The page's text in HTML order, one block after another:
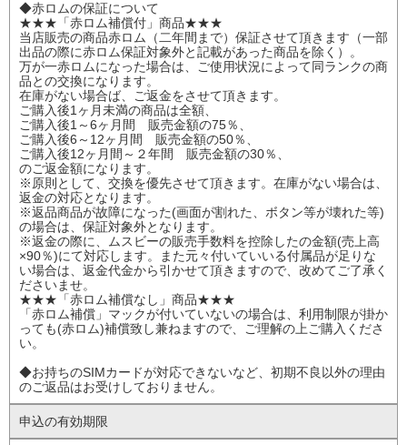
◆赤ロムの保証について
★★★「赤ロム補償付」商品★★★
当店販売の商品赤ロム（二年間まで）保証させて頂きます（一部
出品の際に赤ロム保証対象外と記載があった商品を除く）。
万が一赤ロムになった場合は、ご使用状況によって同ランクの商
品との交換になります。
在庫がない場合ば、ご返金をさせて頂きます。
ご購入後1ヶ月未満の商品は全額、
ご購入後1～6ヶ月間 販売金額の75％、
ご購入後6～12ヶ月間 販売金額の50％、
ご購入後12ヶ月間～２年間 販売金額の30％、
のご返金額になります。
※原則として、交換を優先させて頂きます。在庫がない場合は、
返金の対応となります。
※返品商品が故障になった(画面が割れた、ボタン等が壊れた等)
の場合は、保証対象外となります。
※返金の際に、ムスビーの販売手数料を控除したの金額(売上高
×90％)にて対応します。また元々付いていいる付属品が足りな
い場合は、返金代金から引かせて頂きますので、改めてご了承く
ださいませ。
★★★「赤ロム補償なし」商品★★★
「赤ロム補償」マックが付いていないの場合は、利用制限が掛か
っても(赤ロム)補償致し兼ねますので、ご理解の上ご購入くださ
い。
◆お持ちのSIMカードが対応できないなど、初期不良以外の理由
のご返品はお受けしておりません。
申込の有効期限